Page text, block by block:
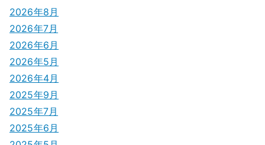
ゲ
ー
シ
ョ
ン
2026年8月
2026年7月
2026年6月
2026年5月
2026年4月
2025年9月
2025年7月
2025年6月